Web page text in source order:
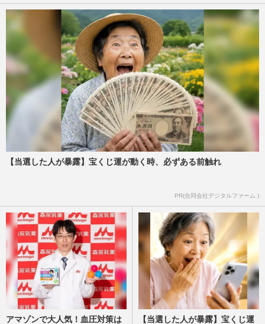
【当選した人が暴露】宝くじ運が動く時、必ずある前触れ
PR(合同会社デジタルファーム )
アマゾンで大人気！血圧対策は 【当選した人が暴露】宝くじ運